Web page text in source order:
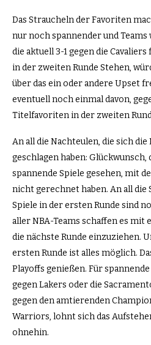
Das Straucheln der Favoriten
nur noch spannender und Teams
die aktuell 3-1 gegen die
in der zweiten Runde Stehen,
über das ein oder andere Upset
eventuell noch einmal davon,
Titelfavoriten in der zweiten
An all die Nachteulen, die sich
geschlagen haben: Glückwunsch,
spannende Spiele gesehen, mit
nicht gerechnet haben. An all die
Spiele in der ersten Runde sind
aller NBA-Teams schaffen es mit
die nächste Runde einzuziehen.
ersten Runde ist alles möglich.
Playoffs genießen. Für
gegen Lakers oder die
gegen den amtierenden
Warriors, lohnt sich das
ohnehin.